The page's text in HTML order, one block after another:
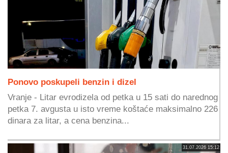
Ponovo poskupeli benzin i dizel
Vranje - Litar evrodizela od petka u 15 sati do narednog
petka 7. avgusta u isto vreme koštaće maksimalno 226
dinara za litar, a cena benzina...
31.07.2026 15:12